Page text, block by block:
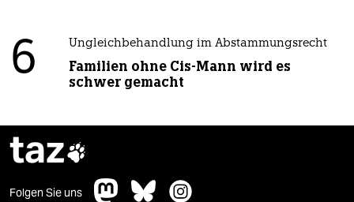
6 Ungleichbehandlung im Abstammungsrecht
Familien ohne Cis-Mann wird es
schwer gemacht
taz
Folgen Sie uns